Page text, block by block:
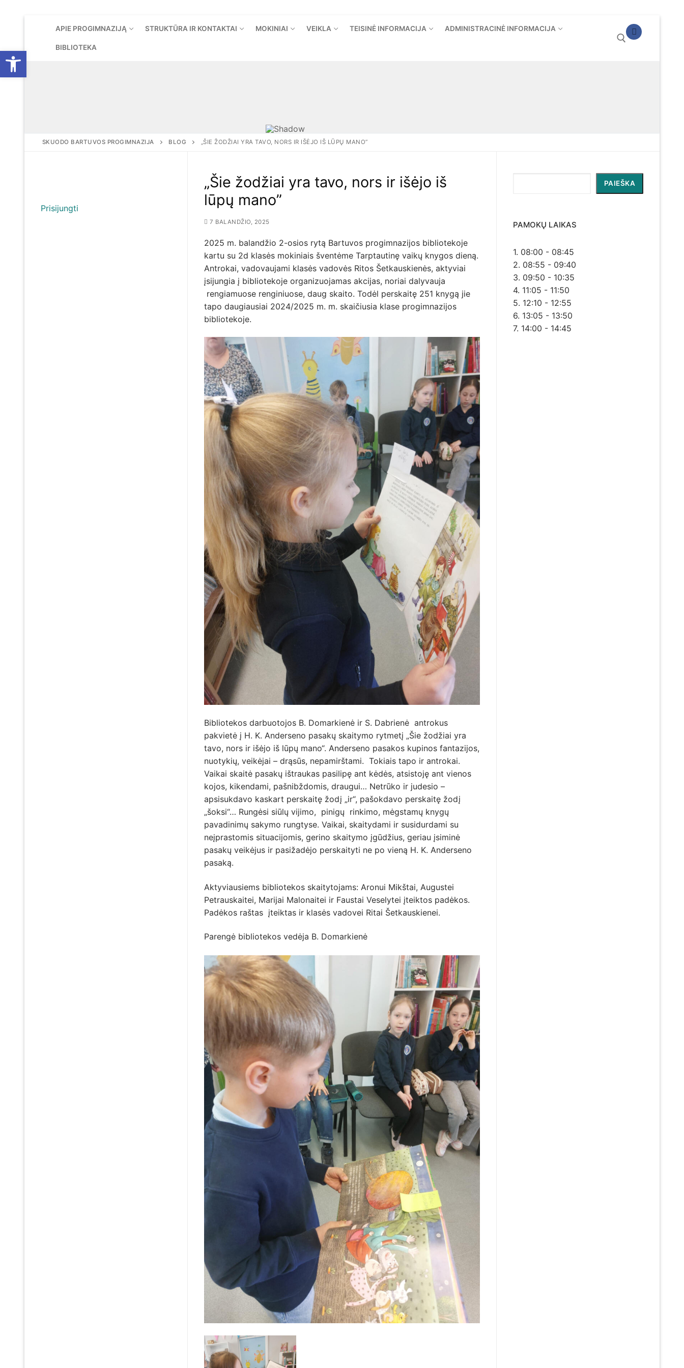
Open toolbar
APIE PROGIMNAZIJĄ STRUKTŪRA IR KONTAKTAI MOKINIAI VEIKLA TEISINĖ INFORMACIJA ADMINISTRACINĖ INFORMACIJA
BIBLIOTEKA
SKUODO BARTUVOS PROGIMNAZIJA BLOG „ŠIE ŽODŽIAI YRA TAVO, NORS IR IŠĖJO IŠ LŪPŲ MANO”
„Šie žodžiai yra tavo, nors ir išėjo iš
lūpų mano”
7 BALANDŽIO, 2025
2025 m. balandžio 2-osios rytą Bartuvos progimnazijos bibliotekoje
kartu su 2d klasės mokiniais šventėme Tarptautinę vaikų knygos dieną.
Antrokai, vadovaujami klasės vadovės Ritos Šetkauskienės, aktyviai
įsijungia į bibliotekoje organizuojamas akcijas, noriai dalyvauja
rengiamuose renginiuose, daug skaito. Todėl perskaitę 251 knygą jie
tapo daugiausiai 2024/2025 m. m. skaičiusia klase progimnazijos
bibliotekoje.
Bibliotekos darbuotojos B. Domarkienė ir S. Dabrienė antrokus
pakvietė į H. K. Anderseno pasakų skaitymo rytmetį „Šie žodžiai yra
tavo, nors ir išėjo iš lūpų mano“. Anderseno pasakos kupinos fantazijos,
nuotykių, veikėjai – drąsūs, nepamirštami. Tokiais tapo ir antrokai.
Vaikai skaitė pasakų ištraukas pasilipę ant kėdės, atsistoję ant vienos
kojos, kikendami, pašnibždomis, draugui… Netrūko ir judesio –
apsisukdavo kaskart perskaitę žodį „ir“, pašokdavo perskaitę žodį
„šoksi“… Rungėsi siūlų vijimo, pinigų rinkimo, mėgstamų knygų
pavadinimų sakymo rungtyse. Vaikai, skaitydami ir susidurdami su
neįprastomis situacijomis, gerino skaitymo įgūdžius, geriau įsiminė
pasakų veikėjus ir pasižadėjo perskaityti ne po vieną H. K. Anderseno
pasaką.
Aktyviausiems bibliotekos skaitytojams: Aronui Mikštai, Augustei
Petrauskaitei, Marijai Malonaitei ir Faustai Veselytei įteiktos padėkos.
Padėkos raštas įteiktas ir klasės vadovei Ritai Šetkauskienei.
Parengė bibliotekos vedėja B. Domarkienė
PAIEŠKA
PAMOKŲ LAIKAS
1. 08:00 - 08:45
2. 08:55 - 09:40
3. 09:50 - 10:35
4. 11:05 - 11:50
5. 12:10 - 12:55
6. 13:05 - 13:50
7. 14:00 - 14:45
Prisijungti